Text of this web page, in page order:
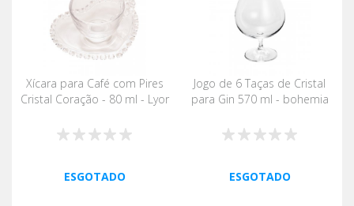
Xícara para Café com Pires
Cristal Coração - 80 ml - Lyor
ESGOTADO
Jogo de 6 Taças de Cristal
para Gin 570 ml - bohemia
ESGOTADO